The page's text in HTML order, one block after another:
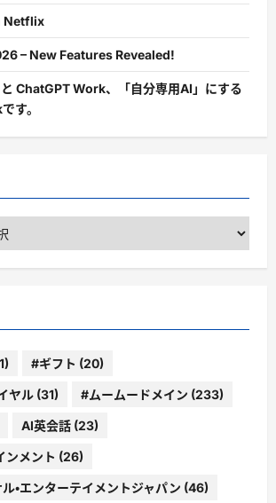
Netflix
– New Features Revealed!
ChatGPT Work、「自分専用AI」にする
す。
#ギフト (20)
ヤル (31) #ムームードメイン (233)
AI英会話 (23)
ンメント (26)
・エンターテイメントジャパン (46)